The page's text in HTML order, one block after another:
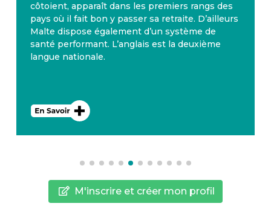
côtoient, apparaît dans les premiers rangs des
pays où il fait bon y passer sa retraite. D’ailleurs
Malte dispose également d’un système de
santé performant. L’anglais est la deuxième
langue nationale.
M'inscrire et créer mon profil